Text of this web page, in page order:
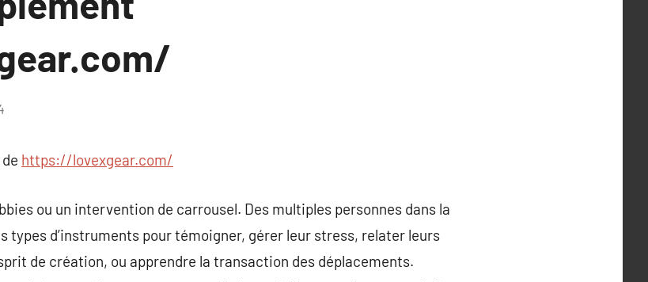
https://lovexgear.com/
ou un intervention de carrousel. Des multiples personnes dans la
types d’instruments pour témoigner, gérer leur stress, relater leurs
de création, ou apprendre la transaction des déplacements.